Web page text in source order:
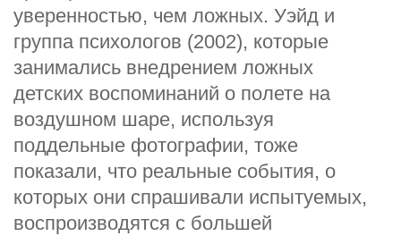
уверенностью, чем ложных. Уэйд и
группа психологов (2002), которые
занимались внедрением ложных
детских воспоминаний о полете на
воздушном шаре, используя
поддельные фотографии, тоже
показали, что реальные события, о
которых они спрашивали испытуемых,
воспроизводятся с большей